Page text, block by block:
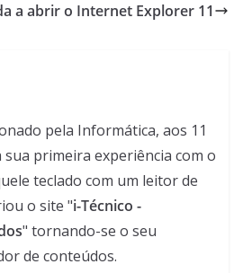
a abrir o Internet Explorer 11
pela Informática, aos 11
sua primeira experiência com o
teclado com um leitor de
o site "i-Técnico -
" tornando-se o seu
de conteúdos.